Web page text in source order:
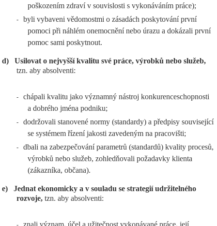
poškozením zdraví v souvislosti s vykonáváním práce);
-
byli vybaveni vědomostmi o zásadách poskytování první
pomoci při náhlém onemocnění nebo úrazu a dokázali první
pomoc sami poskytnout.
d)
Usilovat o nejvyšší kvalitu své práce, výrobků nebo služeb,
tzn. aby absolventi:
-
chápali kvalitu jako významný nástroj konkurenceschopnosti
a dobrého jména podniku;
-
dodržovali stanovené normy (standardy) a předpisy související
se systémem řízení jakosti zavedeným na pracovišti;
-
dbali na zabezpečování parametrů (standardů) kvality procesů,
výrobků nebo služeb, zohledňovali požadavky klienta
(zákazníka, občana).
e)
Jednat ekonomicky a v souladu se strategií udržitelného
rozvoje, tzn. aby absolventi:
znali význam, účel a užitečnost vykonávané práce, její